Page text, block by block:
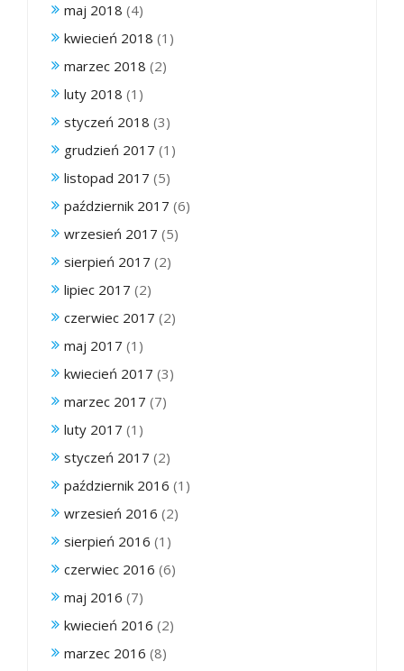
maj 2018 (4)
kwiecień 2018 (1)
marzec 2018 (2)
luty 2018 (1)
styczeń 2018 (3)
grudzień 2017 (1)
listopad 2017 (5)
październik 2017 (6)
wrzesień 2017 (5)
sierpień 2017 (2)
lipiec 2017 (2)
czerwiec 2017 (2)
maj 2017 (1)
kwiecień 2017 (3)
marzec 2017 (7)
luty 2017 (1)
styczeń 2017 (2)
październik 2016 (1)
wrzesień 2016 (2)
sierpień 2016 (1)
czerwiec 2016 (6)
maj 2016 (7)
kwiecień 2016 (2)
marzec 2016 (8)